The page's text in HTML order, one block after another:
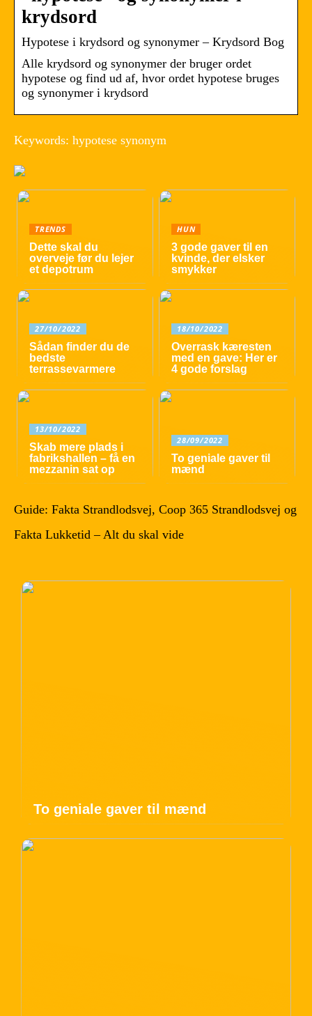
krydsord
Hypotese i krydsord og synonymer – Krydsord Bog
Alle krydsord og synonymer der bruger ordet
hypotese og find ud af, hvor ordet hypotese bruges
og synonymer i krydsord
Keywords: hypotese synonym
TRENDS
Dette skal du
overveje før du lejer
et depotrum
HUN
3 gode gaver til en
kvinde, der elsker
smykker
27/10/2022
Sådan finder du de
bedste
terrassevarmere
18/10/2022
Overrask kæresten
med en gave: Her er
4 gode forslag
13/10/2022
Skab mere plads i
fabrikshallen – få en
mezzanin sat op
28/09/2022
To geniale gaver til
mænd
Guide: Fakta Strandlodsvej, Coop 365 Strandlodsvej og
Fakta Lukketid – Alt du skal vide
To geniale gaver til mænd